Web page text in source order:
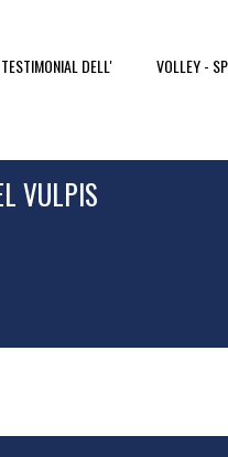
DELL'
VOLLEY -
VULPIS